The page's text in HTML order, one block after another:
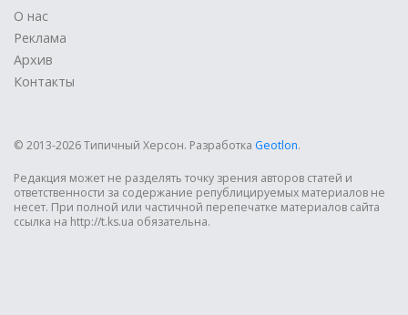
О нас
Реклама
Архив
Контакты
© 2013-2026 Типичный Херсон. Разработка Geotlon.
Редакция может не разделять точку зрения авторов статей и
ответственности за содержание републицируемых материалов не
несет. При полной или частичной перепечатке материалов сайта
ссылка на http://t.ks.ua обязательна.